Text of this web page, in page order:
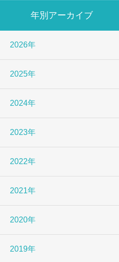
年別アーカイブ
2026年
2025年
2024年
2023年
2022年
2021年
2020年
2019年